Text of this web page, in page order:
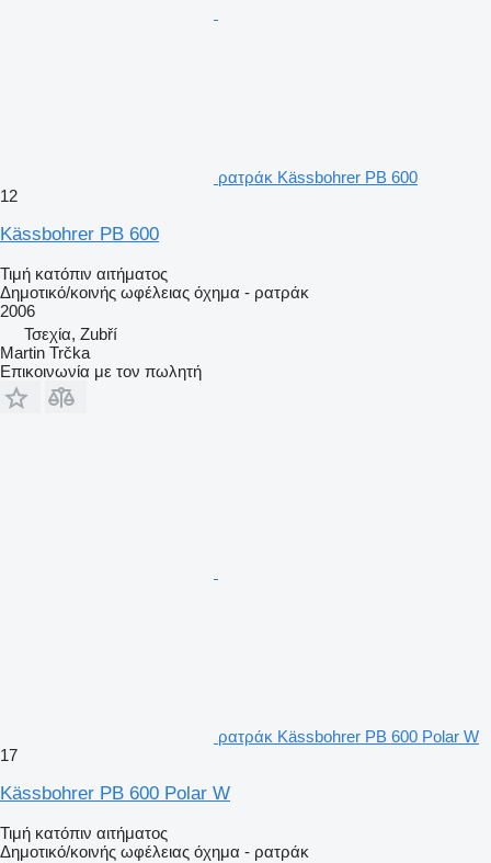
ρατράκ Kässbohrer PB 600
12
Kässbohrer PB 600
Τιμή κατόπιν αιτήματος
Δημοτικό/κοινής ωφέλειας όχημα - ρατράκ
2006
Τσεχία, Zubří
Martin Trčka
Επικοινωνία με τον πωλητή
ρατράκ Kässbohrer PB 600 Polar W
17
Kässbohrer PB 600 Polar W
Τιμή κατόπιν αιτήματος
Δημοτικό/κοινής ωφέλειας όχημα - ρατράκ